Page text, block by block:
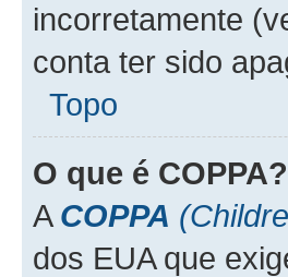
incorretamente
conta ter sido
Topo
O que é COPPA?
A COPPA
dos EUA que